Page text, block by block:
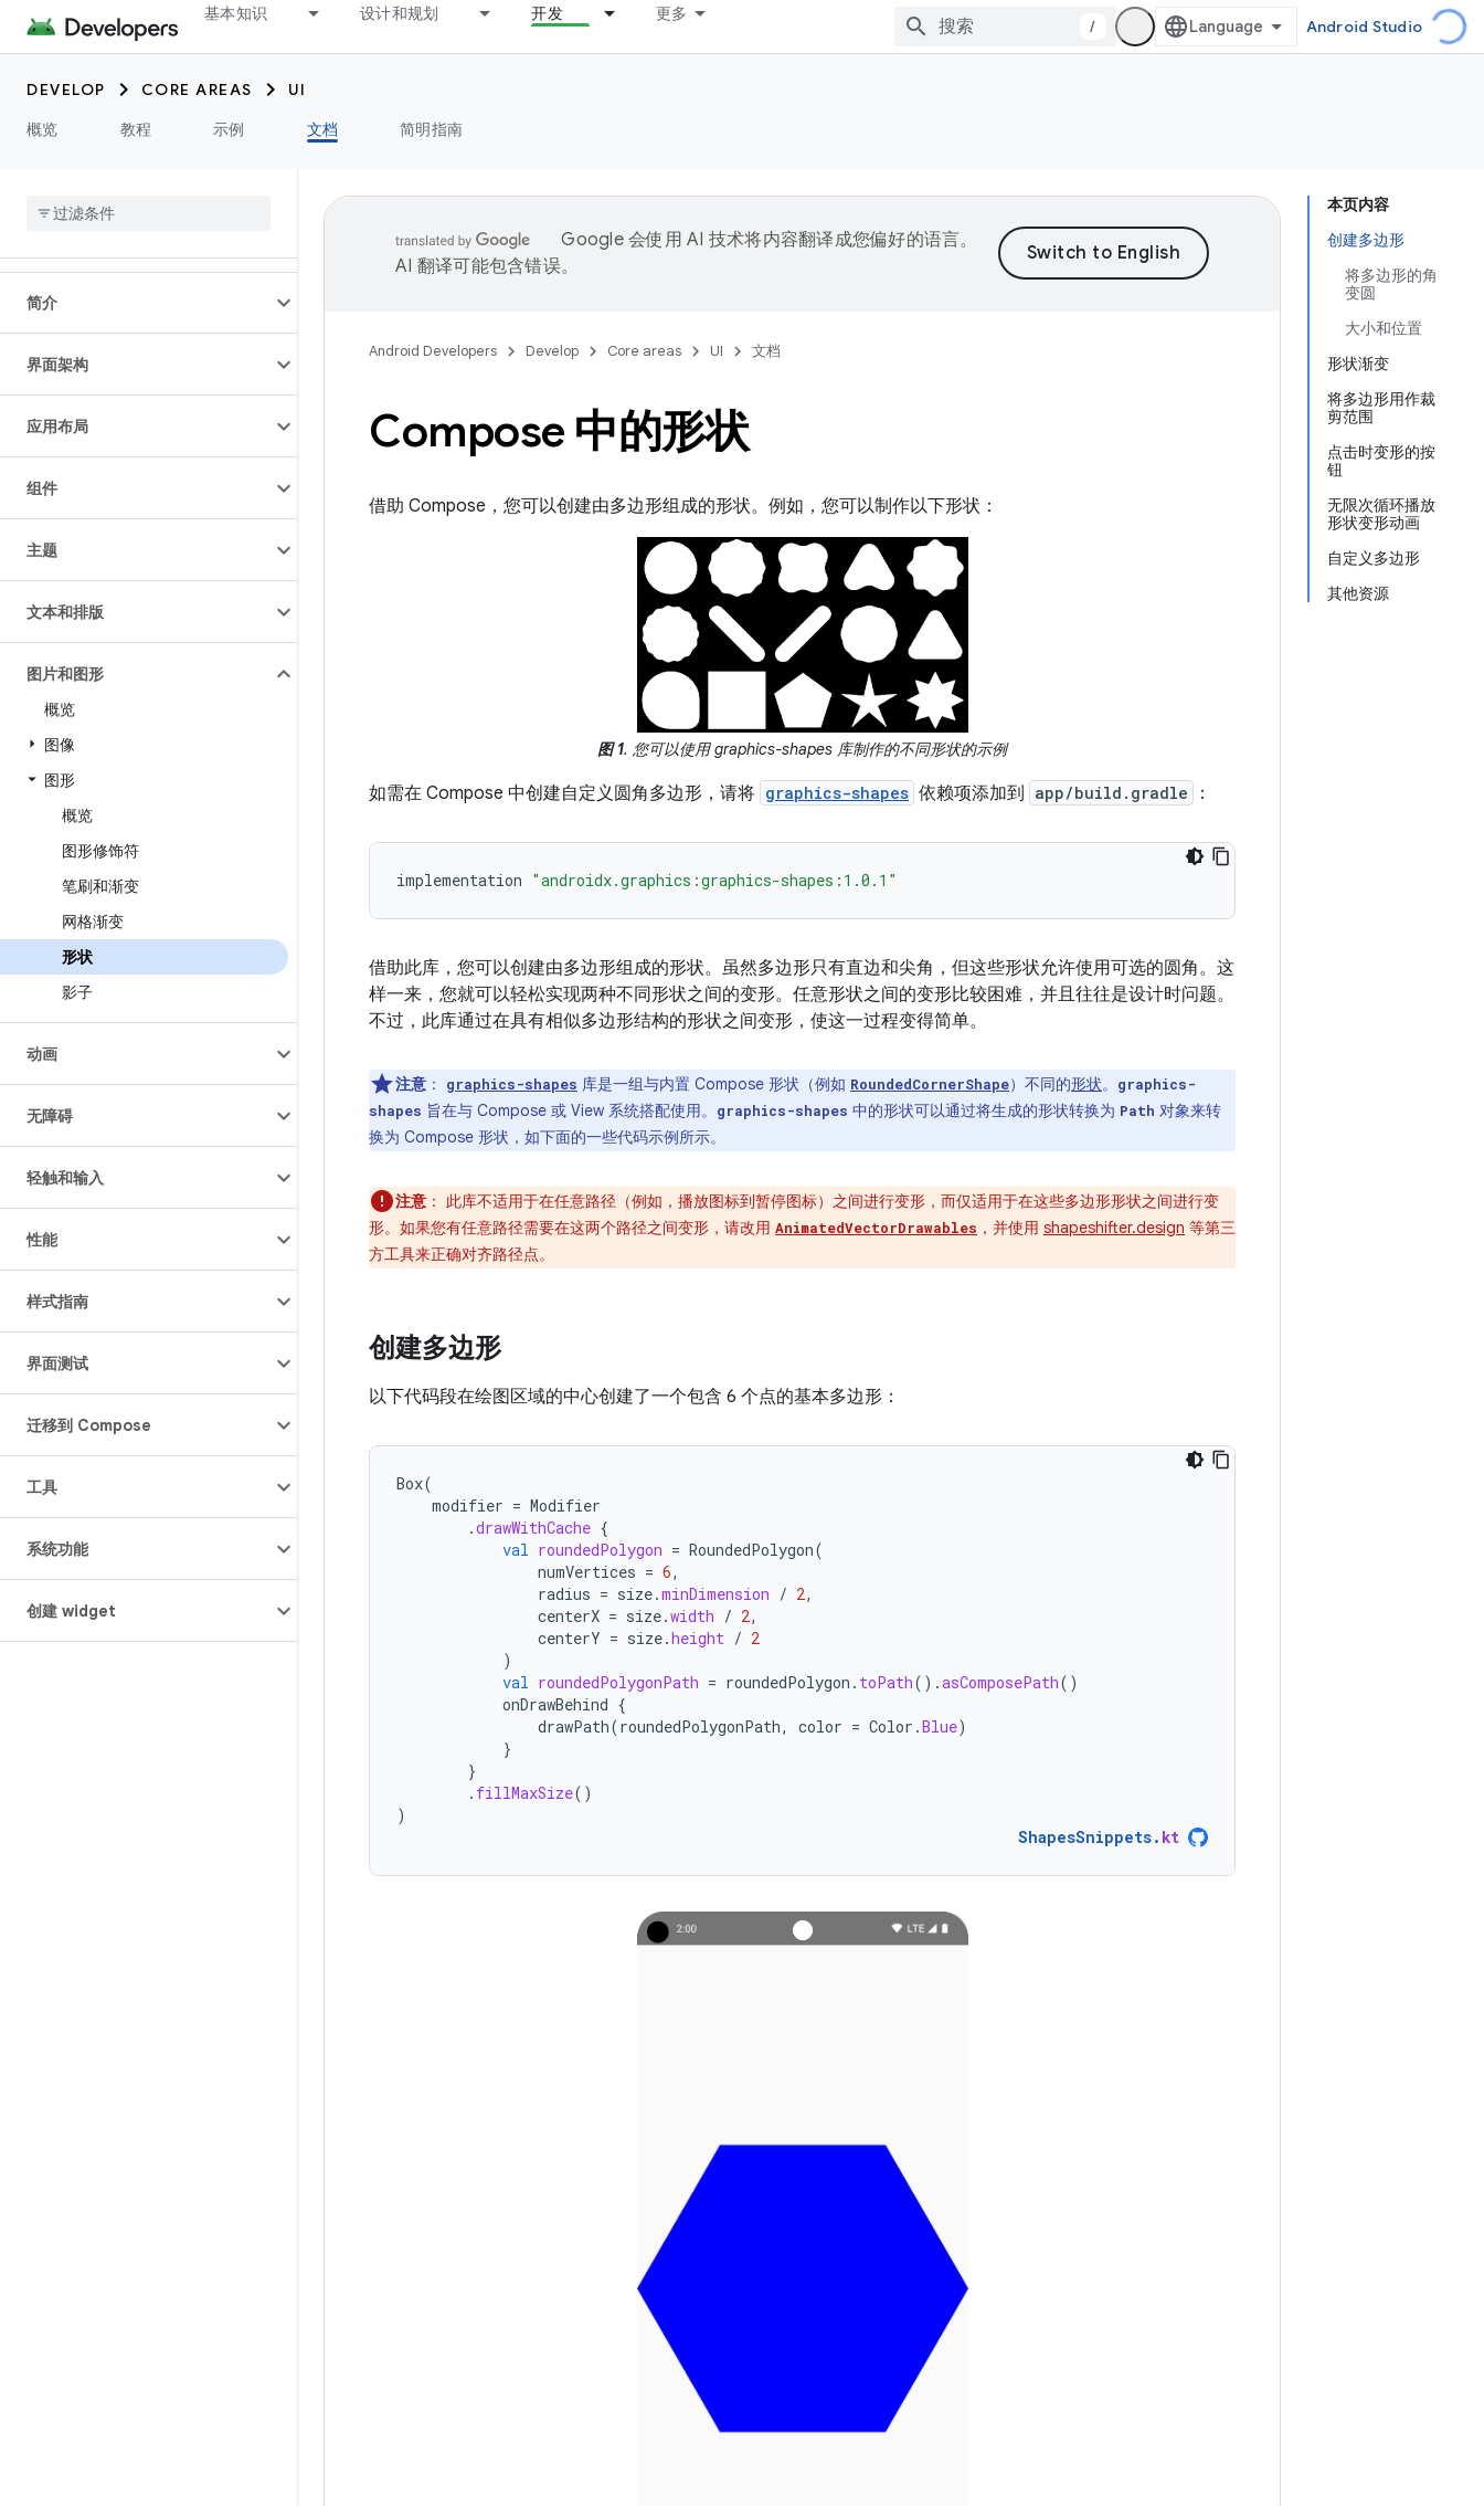
基本知识 设计和规划 开发 更多
/ Android Studio
DEVELOP CORE AREAS
UI
概览
教程 示例 文档 简明指南
简介
界面架构
应用布局
组件
主题
文本和排版
图片和图形
概览
图像
图形
概览
图形修饰符
笔刷和渐变
网格渐变
形状
影子
动画
无障碍
轻触和输入
性能
样式指南
界面测试
迁移到 Compose
工具
系统功能
创建 widget
本页内容
创建多边形
将多边形的角
变圆
大小和位置
形状渐变
将多边形用作裁
剪范围
点击时变形的按
钮
无限次循环播放
形状变形动画
自定义多边形
其他资源
Google 会使用 AI 技术将内容翻译成您偏好的语言。
AI 翻译可能包含错误。
Android Developers Develop Core areas UI 文档
Compose 中的形状
借助 Compose，您可以创建由多边形组成的形状。例如，您可以制作以下形状：
图 1. 您可以使用 graphics-shapes 库制作的不同形状的示例
如需在 Compose 中创建自定义圆角多边形，请将 graphics-shapes 依赖项添加到 app/build.gradle ：
implementation "androidx.graphics:graphics-shapes:1.0.1"
借助此库，您可以创建由多边形组成的形状。虽然多边形只有直边和尖角，但这些形状允许使用可选的圆角。这
样一来，您就可以轻松实现两种不同形状之间的变形。任意形状之间的变形比较困难，并且往往是设计时问题。
不过，此库通过在具有相似多边形结构的形状之间变形，使这一过程变得简单。
注意 ： graphics-shapes 库是一组与内置 Compose 形状（例如 RoundedCornerShape）不同的形状。
graphics-
shapes 旨在与 Compose 或 View 系统搭配使用。 graphics-shapes 中的形状可以通过将生成的形状转换为 Path 对象来转
换为 Compose 形状，如下面的一些代码示例所示。
注意 ：
此库不适用于在任意路径（例如，播放图标到暂停图标）之间进行变形，而仅适用于在这些多边形形状之间进行变
形。如果您有任意路径需要在这两个路径之间变形，请改用 AnimatedVectorDrawables ，并使用 shapeshifter.design 等第三
方工具来正确对齐路径点。
创建多边形
以下代码段在绘图区域的中心创建了一个包含 6 个点的基本多边形：
Box(
modifier = Modifier
.drawWithCache {
val roundedPolygon = RoundedPolygon(
numVertices = 6,
radius = size.minDimension / 2,
centerX = size.width / 2,
centerY = size.height / 2
)
val roundedPolygonPath = roundedPolygon . toPath().asComposePath()
onDrawBehind {
drawPath(roundedPolygonPath, color = Color .Blue)
}
}
. fillMaxSize()
)
ShapesSnippets. kt